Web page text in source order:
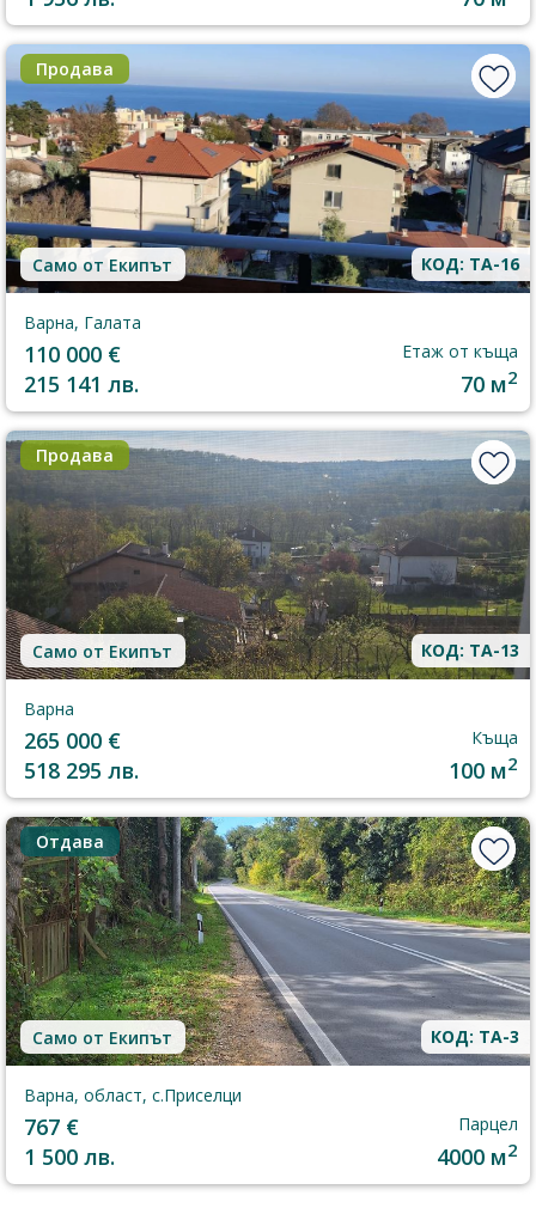
Продава
Само от Екипът КОД: TA-16
Варна, Галата
110 000 €
215 141 лв.
Етаж от къща
70 м2
Продава
Само от Екипът КОД: TA-13
Варна
265 000 €
518 295 лв.
Къща
100 м2
Отдава
Само от Екипът КОД: TA-3
Варна, област, с.Приселци
767 €
1 500 лв.
Парцел
4000 м2